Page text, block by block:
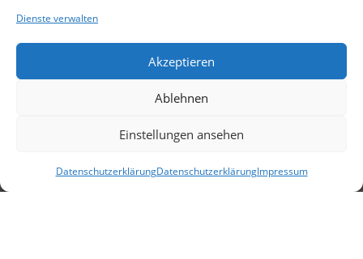
Dienste verwalten
Akzeptieren
Ablehnen
Einstellungen ansehen
DatenschutzerklärungDatenschutzerklärungImpressum